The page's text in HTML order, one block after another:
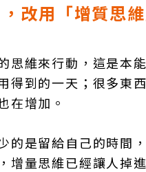
改用「增質思維
思維來行動，這是本
得到的一天；很多東
在增加。
的是留給自己的時間
增量思維已經讓人掉